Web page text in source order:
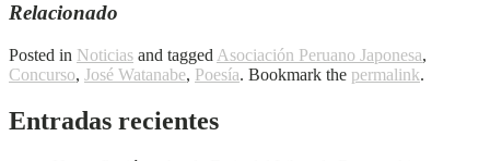
Relacionado
Posted in Noticias and tagged Asociación Peruano Japonesa,
Concurso, José Watanabe, Poesía. Bookmark the permalink.
Entradas recientes